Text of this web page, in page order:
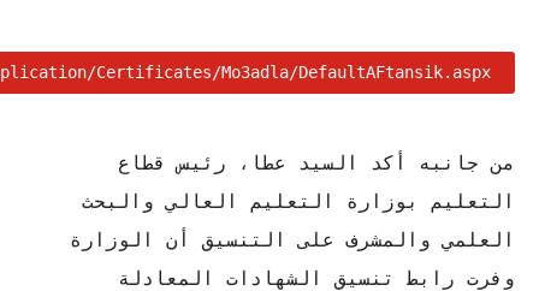
Certificates/Mo3adla/DefaultAFtansik.aspx
من جانبه أكد السيد عطا، رئيس قطاع
التعليم بوزارة التعليم العالي والبحث
العلمي والمشرف على التنسيق أن الوزارة
وفرت رابط تنسيق الشهادات المعادلة